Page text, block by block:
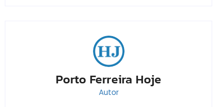
Porto Ferreira Hoje
Autor